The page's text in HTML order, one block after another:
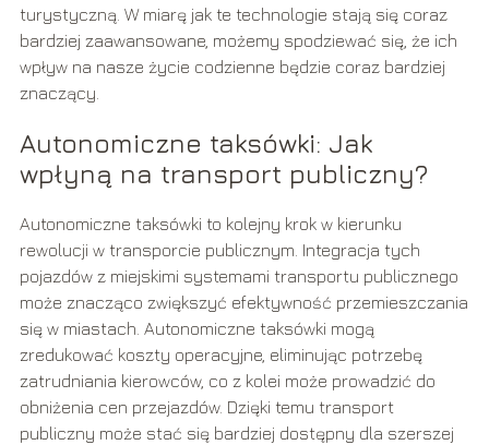
turystyczną. W miarę jak te technologie stają się coraz
bardziej zaawansowane, możemy spodziewać się, że ich
wpływ na nasze życie codzienne będzie coraz bardziej
znaczący.
Autonomiczne taksówki: Jak
wpłyną na transport publiczny?
Autonomiczne taksówki to kolejny krok w kierunku
rewolucji w transporcie publicznym. Integracja tych
pojazdów z miejskimi systemami transportu publicznego
może znacząco zwiększyć efektywność przemieszczania
się w miastach. Autonomiczne taksówki mogą
zredukować koszty operacyjne, eliminując potrzebę
zatrudniania kierowców, co z kolei może prowadzić do
obniżenia cen przejazdów. Dzięki temu transport
publiczny może stać się bardziej dostępny dla szerszej